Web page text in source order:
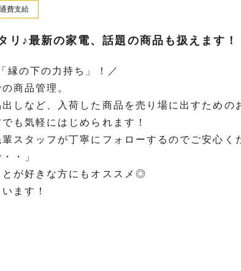
費支給
リ♪最新の家電、話題の商品も扱えます！
縁の下の力持ち」！／
商品管理。
しなど、入荷した商品を売り場に出すための
も気軽にはじめられます！
スタッフが丁寧にフォローするのでご安心く
・」
が好きな方にもオススメ◎
ます！